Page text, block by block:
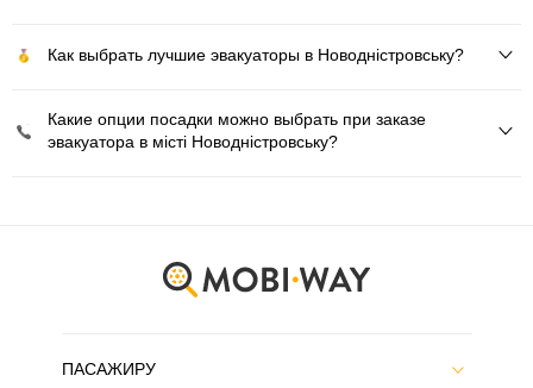
Как выбрать лучшие эвакуаторы в Новодністровську?
Какие опции посадки можно выбрать при заказе
эвакуатора в місті Новодністровську?
ПАСАЖИРУ